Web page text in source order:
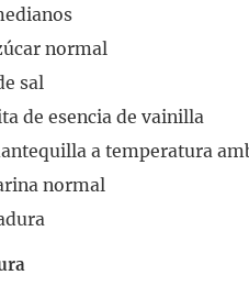
normal
sal
de esencia de vainilla
a temperatura
normal